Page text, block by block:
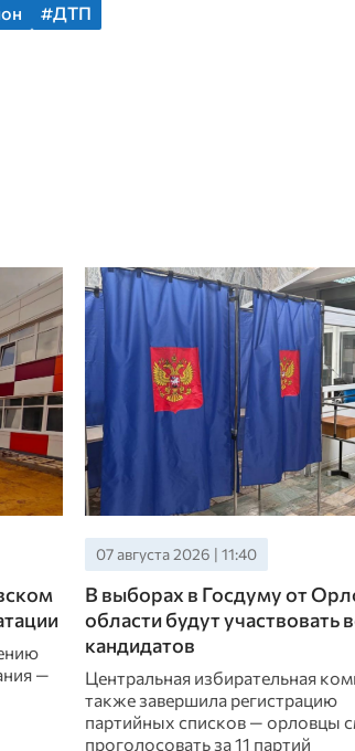
#ДТП
—
07 августа 2026 | 11:40
В выборах в Госдуму от
области будут участвовать
кандидатов
Центральная избирательная
также завершила регистрацию
партийных списков — орловцы
проголосовать за 11 партий